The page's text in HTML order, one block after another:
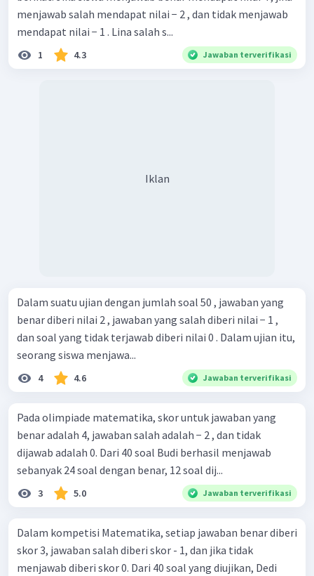
menjawab salah mendapat nilai − 2 , dan tidak menjawab
mendapat nilai − 1 . Lina salah s...
1 4.3 Jawaban terverifikasi
Iklan
Dalam suatu ujian dengan jumlah soal 50 , jawaban yang
benar diberi nilai 2 , jawaban yang salah diberi nilai − 1 ,
dan soal yang tidak terjawab diberi nilai 0 . Dalam ujian itu,
seorang siswa menjawa...
4 4.6 Jawaban terverifikasi
Pada olimpiade matematika, skor untuk jawaban yang
benar adalah 4, jawaban salah adalah − 2 , dan tidak
dijawab adalah 0. Dari 40 soal Budi berhasil menjawab
sebanyak 24 soal dengan benar, 12 soal dij...
3 5.0 Jawaban terverifikasi
Dalam kompetisi Matematika, setiap jawaban benar diberi
skor 3, jawaban salah diberi skor - 1, dan jika tidak
menjawab diberi skor 0. Dari 40 soal yang diujikan, Dedi